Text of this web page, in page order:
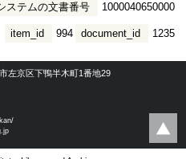
ステムの文書番号 1000040650000
document_id 1235
item_id 994
左京区下鴨半木町1番地29